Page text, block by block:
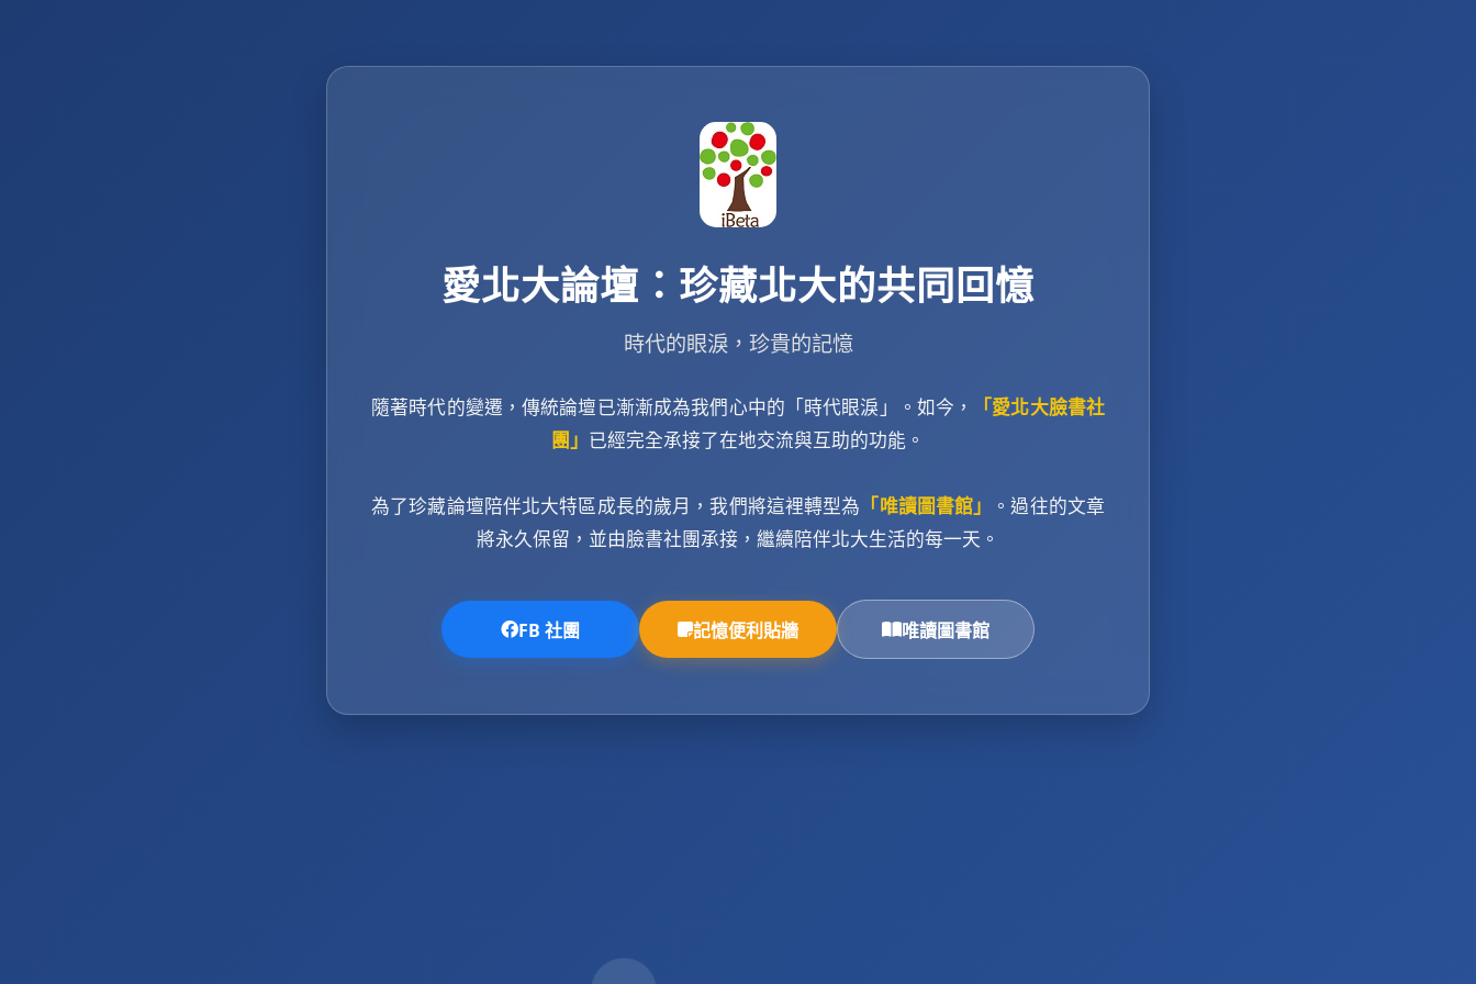
愛北大論壇：珍藏北大的共同回憶
時代的眼淚，珍貴的記憶
隨著時代的變遷，傳統論壇已漸漸成為我們心中的「時代眼淚」。如今，
「愛北大臉書社
團」 已經完全承接了在地交流與互助的功能。
為了珍藏論壇陪伴北大特區成長的歲月，我們將這裡轉型為 「唯讀圖書館」
。過往的文章
將永久保留，並由臉書社團承接，繼續陪伴北大生活的每一天。
FB 社團 記憶便利貼牆 唯讀圖書館